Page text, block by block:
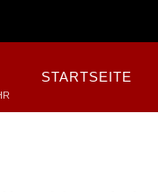
STARTSEITE